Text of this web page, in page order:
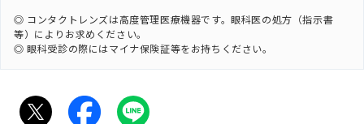
◎ コンタクトレンズは高度管理医療機器です。眼科医の処方（指示書
等）によりお求めください。
◎ 眼科受診の際にはマイナ保険証等をお持ちください。